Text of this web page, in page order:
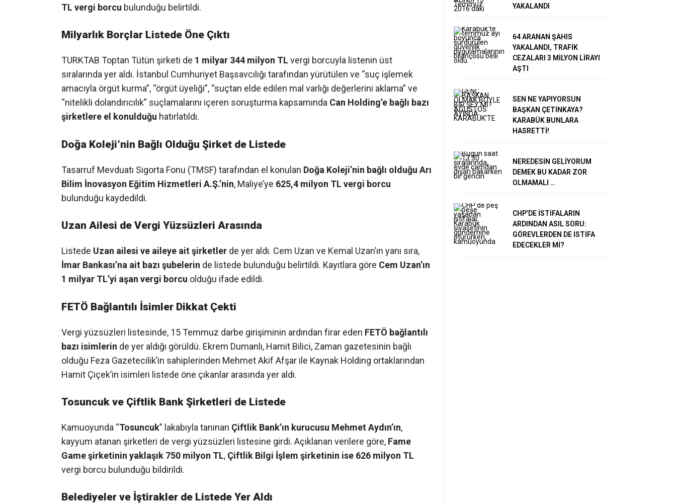
TL vergi borcu bulunduğu belirtildi.
Milyarlık Borçlar Listede Öne Çıktı
TURKTAB Toptan Tütün şirketi de 1 milyar 344 milyon TL vergi borcuyla listenin üst
sıralarında yer aldı. İstanbul Cumhuriyet Başsavcılığı tarafından yürütülen ve “suç işlemek
amacıyla örgüt kurma”, “örgüt üyeliği”, “suçtan elde edilen mal varlığı değerlerini aklama” ve
“nitelikli dolandırıcılık” suçlamalarını içeren soruşturma kapsamında Can Holding’e bağlı bazı
şirketlere el konulduğu hatırlatıldı.
Doğa Koleji’nin Bağlı Olduğu Şirket de Listede
Tasarruf Mevduatı Sigorta Fonu (TMSF) tarafından el konulan Doğa Koleji’nin bağlı olduğu Arı
Bilim İnovasyon Eğitim Hizmetleri A.Ş.’nin, Maliye’ye 625,4 milyon TL vergi borcu
bulunduğu kaydedildi.
Uzan Ailesi de Vergi Yüzsüzleri Arasında
Listede Uzan ailesi ve aileye ait şirketler de yer aldı. Cem Uzan ve Kemal Uzan’ın yanı sıra,
İmar Bankası’na ait bazı şubelerin de listede bulunduğu belirtildi. Kayıtlara göre Cem Uzan’ın
1 milyar TL’yi aşan vergi borcu olduğu ifade edildi.
FETÖ Bağlantılı İsimler Dikkat Çekti
Vergi yüzsüzleri listesinde, 15 Temmuz darbe girişiminin ardından firar eden FETÖ bağlantılı
bazı isimlerin de yer aldığı görüldü. Ekrem Dumanlı, Hamit Bilici, Zaman gazetesinin bağlı
olduğu Feza Gazetecilik’in sahiplerinden Mehmet Akif Afşar ile Kaynak Holding ortaklarından
Hamit Çiçek’in isimleri listede öne çıkanlar arasında yer aldı.
Tosuncuk ve Çiftlik Bank Şirketleri de Listede
Kamuoyunda “Tosuncuk” lakabıyla tanınan Çiftlik Bank’ın kurucusu Mehmet Aydın’ın,
kayyum atanan şirketleri de vergi yüzsüzleri listesine girdi. Açıklanan verilere göre, Fame
Game şirketinin yaklaşık 750 milyon TL, Çiftlik Bilgi İşlem şirketinin ise 626 milyon TL
vergi borcu bulunduğu bildirildi.
Belediyeler ve İştirakler de Listede Yer Aldı
YAKALANDI
64 ARANAN ŞAHIS
YAKALANDI, TRAFİK
CEZALARI 3 MİLYON LİRAYI
AŞTI
SEN NE YAPIYORSUN
BAŞKAN ÇETİNKAYA?
KARABÜK BUNLARA
HASRETTİ!
NEREDESİN GELİYORUM
DEMEK BU KADAR ZOR
OLMAMALI …
CHP’DE İSTİFALARIN
ARDINDAN ASIL SORU:
GÖREVLERDEN DE İSTİFA
EDECEKLER Mİ?